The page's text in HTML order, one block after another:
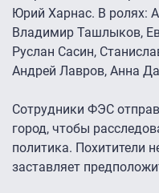
Юрий Харнас. В ролях:
Владимир Ташлыков,
Руслан Сасин,
Андрей Лавров, Анна
Сотрудники ФЭС
город, чтобы
политика. Похитители
заставляет